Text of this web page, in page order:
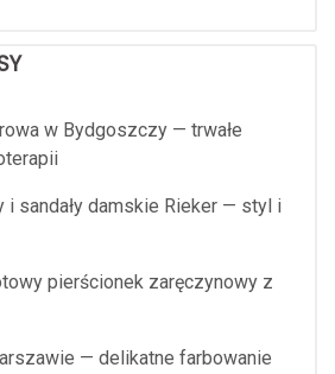
w Bydgoszczy — trwałe
i sandały damskie Rieker — styl i
pierścionek zaręczynowy z
— delikatne farbowanie